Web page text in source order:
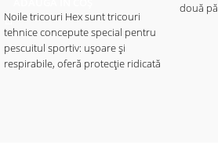
Noile tricouri Hex sunt tricouri
tehnice concepute special pentru
pescuitul sportiv: ușoare și
respirabile, oferă protecție ridicată
două